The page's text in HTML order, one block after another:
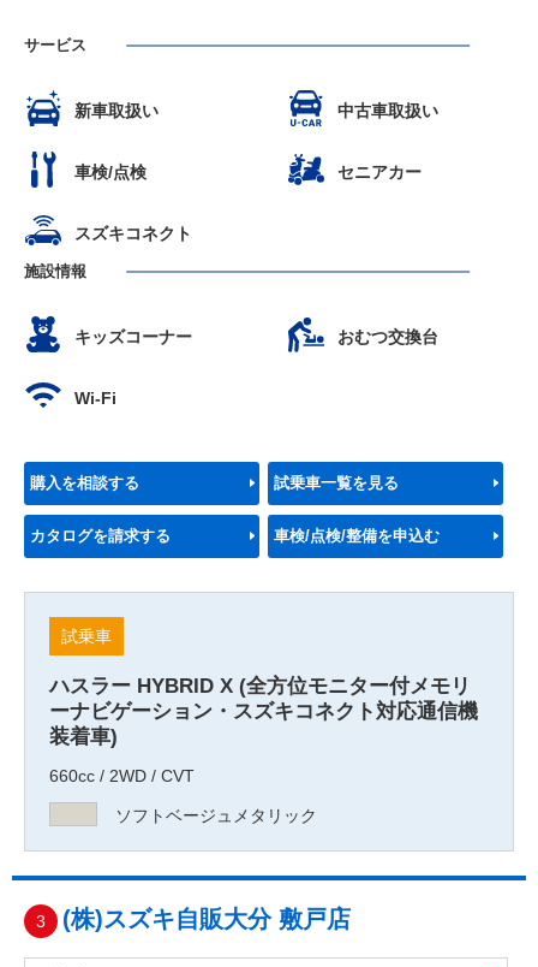
サービス
新車取扱い 中古車取扱い
車検/点検 セニアカー
スズキコネクト
施設情報
キッズコーナー おむつ交換台
Wi-Fi
購入を相談する 試乗車一覧を見る
カタログを請求する 車検/点検/整備を申込む
試乗車
ハスラー HYBRID X (全方位モニター付メモリ
ーナビゲーション・スズキコネクト対応通信機
装着車)
660cc / 2WD / CVT
ソフトベージュメタリック
3 (株)スズキ自販大分 敷戸店